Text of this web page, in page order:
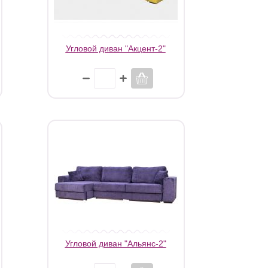
Угловой диван "Акцент-2"
Угловой диван "Альянс-2"